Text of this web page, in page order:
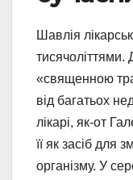
Шавлія
тисячоліттями.
«священною
від багатьох
лікарі, як-от
її як засіб для
організму. У